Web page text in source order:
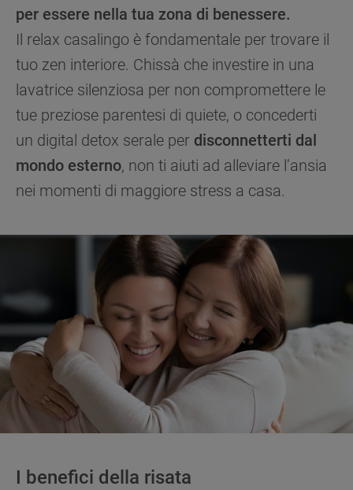
per essere nella tua zona di benessere.
Il relax casalingo è fondamentale per trovare il
tuo zen interiore. Chissà che investire in una
lavatrice silenziosa per non compromettere le
tue preziose parentesi di quiete, o concederti
un digital detox serale per disconnetterti dal
mondo esterno, non ti aiuti ad alleviare l’ansia
nei momenti di maggiore stress a casa.
I benefici della risata